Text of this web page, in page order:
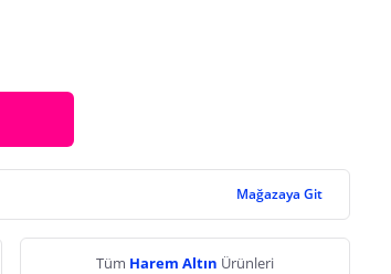
Mağazaya Git
Tüm Harem Altın Ürünleri